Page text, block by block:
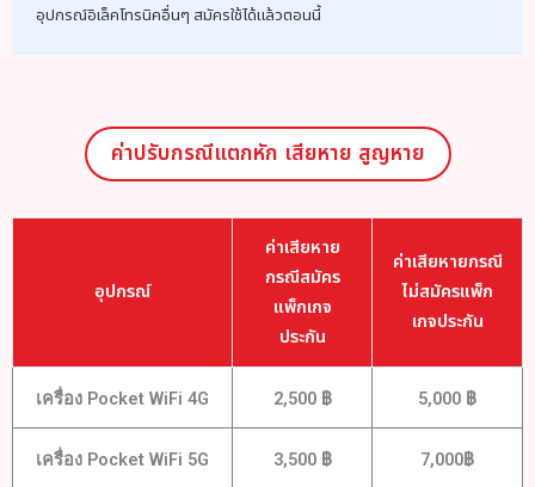
อุปกรณ์อิเล็คโทรนิคอื่นๆ สมัครใช้ได้แล้วตอนนี้
ค่าปรับกรณีแตกหัก เสียหาย สูญหาย
อุปกรณ์
ค่าเสียหาย
กรณีสมัคร
แพ็กเกจ
ประกัน
ค่าเสียหายกรณี
ไม่สมัครแพ็ก
เกจประกัน
เครื่อง Pocket WiFi 4G 2,500 ฿ 5,000 ฿
เครื่อง Pocket WiFi 5G 3,500 ฿ 7,000฿